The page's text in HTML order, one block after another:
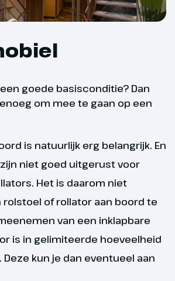
goede basisconditie? Dan
om mee te gaan op een
is natuurlijk erg belangrijk. En
niet goed uitgerust voor
Het is daarom niet
of rollator aan boord te
van een inklapbare
is in gelimiteerde hoeveelheid
kun je dan eventueel aan